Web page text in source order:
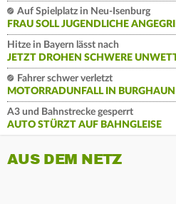
Auf Spielplatz in Neu-Isenburg
FRAU SOLL JUGENDLICHE
Hitze in Bayern lässt nach
JETZT DROHEN SCHWERE
Fahrer schwer verletzt
MOTORRADUNFALL IN BURGHAUN
A3 und Bahnstrecke gesperrt
AUTO STÜRZT AUF BAHNGLEISE
AUS DEM NETZ